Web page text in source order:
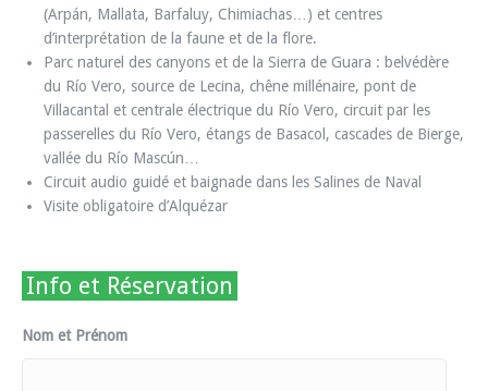
(Arpán, Mallata, Barfaluy, Chimiachas…) et centres
d’interprétation de la faune et de la flore.
Parc naturel des canyons et de la Sierra de Guara : belvédère
du Río Vero, source de Lecina, chêne millénaire, pont de
Villacantal et centrale électrique du Río Vero, circuit par les
passerelles du Río Vero, étangs de Basacol, cascades de Bierge,
vallée du Río Mascún…
Circuit audio guidé et baignade dans les Salines de Naval
Visite obligatoire d’Alquézar
Info et Réservation
Nom et Prénom